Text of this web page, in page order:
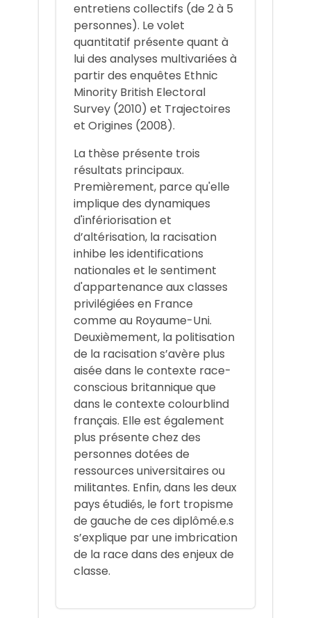
entretiens collectifs (de 2 à 5
personnes). Le volet
quantitatif présente quant à
lui des analyses multivariées à
partir des enquêtes Ethnic
Minority British Electoral
Survey (2010) et Trajectoires
et Origines (2008).
La thèse présente trois
résultats principaux.
Premièrement, parce qu'elle
implique des dynamiques
d'infériorisation et
d’altérisation, la racisation
inhibe les identifications
nationales et le sentiment
d'appartenance aux classes
privilégiées en France
comme au Royaume-Uni.
Deuxièmement, la politisation
de la racisation s’avère plus
aisée dans le contexte race-
conscious britannique que
dans le contexte colourblind
français. Elle est également
plus présente chez des
personnes dotées de
ressources universitaires ou
militantes. Enfin, dans les deux
pays étudiés, le fort tropisme
de gauche de ces diplômé.e.s
s’explique par une imbrication
de la race dans des enjeux de
classe.